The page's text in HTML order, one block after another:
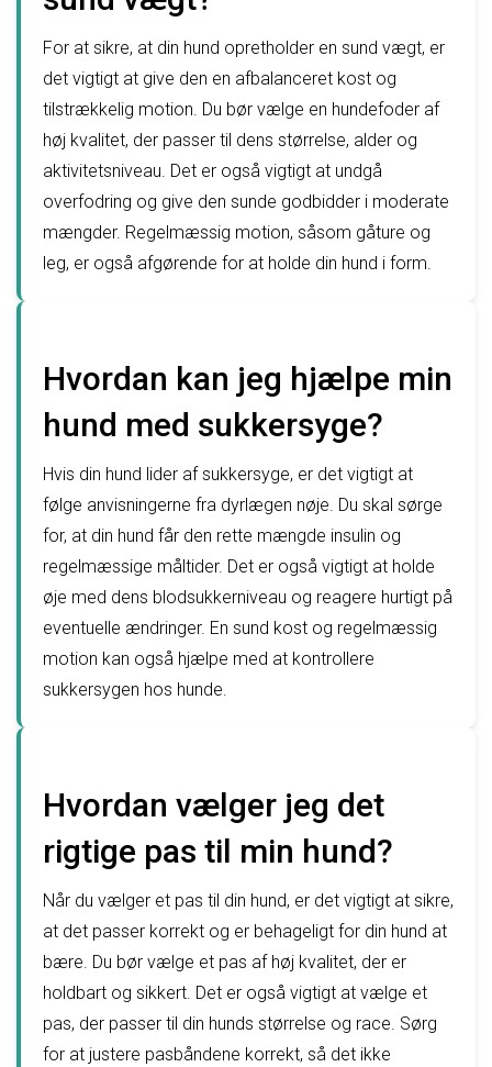
For at sikre, at din hund opretholder en sund vægt, er
det vigtigt at give den en afbalanceret kost og
tilstrækkelig motion. Du bør vælge en hundefoder af
høj kvalitet, der passer til dens størrelse, alder og
aktivitetsniveau. Det er også vigtigt at undgå
overfodring og give den sunde godbidder i moderate
mængder. Regelmæssig motion, såsom gåture og
leg, er også afgørende for at holde din hund i form.
Hvordan kan jeg hjælpe min
hund med sukkersyge?
Hvis din hund lider af sukkersyge, er det vigtigt at
følge anvisningerne fra dyrlægen nøje. Du skal sørge
for, at din hund får den rette mængde insulin og
regelmæssige måltider. Det er også vigtigt at holde
øje med dens blodsukkerniveau og reagere hurtigt på
eventuelle ændringer. En sund kost og regelmæssig
motion kan også hjælpe med at kontrollere
sukkersygen hos hunde.
Hvordan vælger jeg det
rigtige pas til min hund?
Når du vælger et pas til din hund, er det vigtigt at sikre,
at det passer korrekt og er behageligt for din hund at
bære. Du bør vælge et pas af høj kvalitet, der er
holdbart og sikkert. Det er også vigtigt at vælge et
pas, der passer til din hunds størrelse og race. Sørg
for at justere pasbåndene korrekt, så det ikke